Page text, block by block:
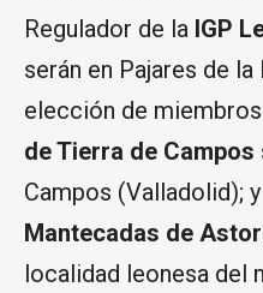
Regulador de la IGP
serán en Pajares de la
elección de
de Tierra de Campos
Campos (Valladolid);
Mantecadas de
localidad leonesa del